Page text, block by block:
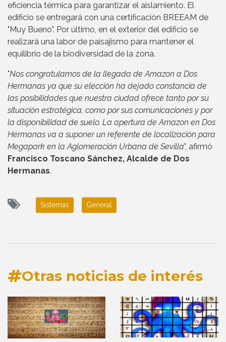
eficiencia térmica para garantizar el aislamiento. El
edificio se entregará con una certificación BREEAM de
"Muy Bueno". Por último, en el exterior del edificio se
realizará una labor de paisajismo para mantener el
equilibrio de la biodiversidad de la zona.
"Nos congratulamos de la llegada de Amazon a Dos
Hermanas ya que su elección ha dejado constancia de
las posibilidades que nuestra ciudad ofrece tanto por su
situación estratégica, como por sus comunicaciones y por
la disponibilidad de suelo. La apertura de Amazon en Dos
Hermanas va a suponer un referente de localización para
Megapark en la Aglomeración Urbana de Sevilla", afirmó
Francisco Toscano Sánchez, Alcalde de Dos
Hermanas.
Sistemas General
Otras noticias de interés